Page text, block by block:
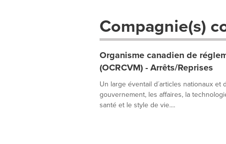
Compagnie(s)
Organisme canadien de
(OCRCVM) - Arrêts/Reprises
Un large éventail d´articles nationaux
gouvernement, les affaires, la
santé et le style de vie....